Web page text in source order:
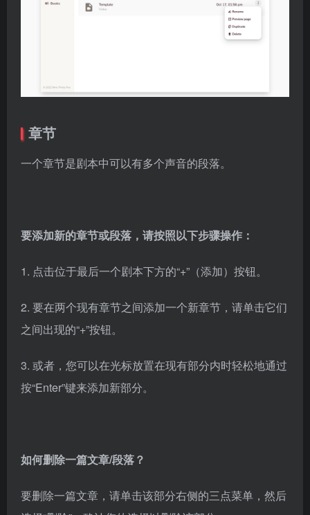
章节
一个章节是剧本中可以有多个声音的段落。
要添加新的章节或段落，请按照以下步骤操作：
1. 点击位于最后一个剧本下方的“+”（添加）按钮。
2. 要在两个现有章节之间添加一个新章节，请单击它们
之间出现的“+”按钮。
3. 或者，您可以在光标放置在现有部分内时轻松地通过
按“Enter”键来添加新部分。
如何删除一篇文章/段落？
要删除一篇文章，请单击该部分右侧的三点菜单，然后